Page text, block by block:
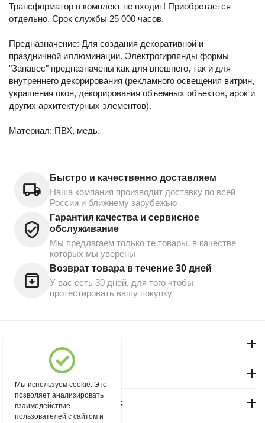
Трансформатор в комплект не входит! Приобретается
отдельно. Срок службы 25 000 часов.
Предназначение: Для создания декоративной и
праздничной иллюминации. Электрогирлянды формы
"Занавес" предназначены как для внешнего, так и для
внутреннего декорирования (рекламного освещения витрин,
украшения окон, декорирования объемных объектов, арок и
других архитектурных элементов).
Материал: ПВХ, медь.
Быстро и качественно доставляем
Наша компания производит доставку по всей
России и ближнему зарубежью
Гарантия качества и сервисное
обслуживание
Мы предлагаем только те товары, в качестве
которых мы уверены
Возврат товара в течение 30 дней
У вас есть 30 дней, для того чтобы
протестировать вашу покупку
Магазин "Северный"
Покупательский сервис
Мы используем cookie. Это
позволяет анализировать
взаимодействие
пользователей с сайтом и